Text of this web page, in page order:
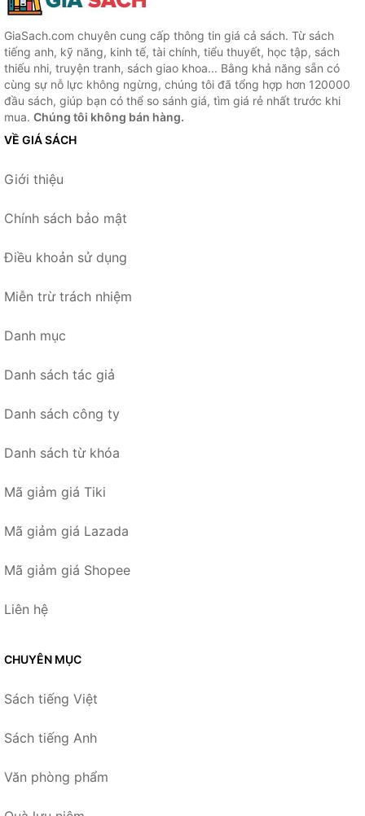
GiaSach.com chuyên cung cấp thông tin giá cả sách. Từ sách
tiếng anh, kỹ năng, kinh tế, tài chính, tiểu thuyết, học tập, sách
thiếu nhi, truyện tranh, sách giao khoa... Bằng khả năng sẵn có
cùng sự nỗ lực không ngừng, chúng tôi đã tổng hợp hơn 120000
đầu sách, giúp bạn có thể so sánh giá, tìm giá rẻ nhất trước khi
mua. Chúng tôi không bán hàng.
VỀ GIÁ SÁCH
Giới thiệu
Chính sách bảo mật
Điều khoản sử dụng
Miễn trừ trách nhiệm
Danh mục
Danh sách tác giả
Danh sách công ty
Danh sách từ khóa
Mã giảm giá Tiki
Mã giảm giá Lazada
Mã giảm giá Shopee
Liên hệ
CHUYÊN MỤC
Sách tiếng Việt
Sách tiếng Anh
Văn phòng phẩm